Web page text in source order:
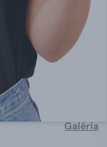
Galéria